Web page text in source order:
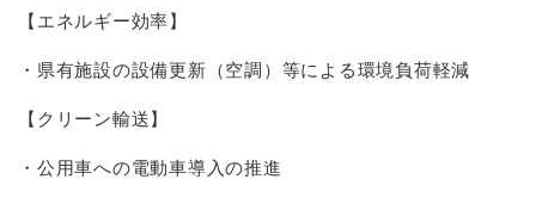
【エネルギー効率】
・県有施設の設備更新（空調）等による環境負荷軽減
【クリーン輸送】
・公用車への電動車導入の推進